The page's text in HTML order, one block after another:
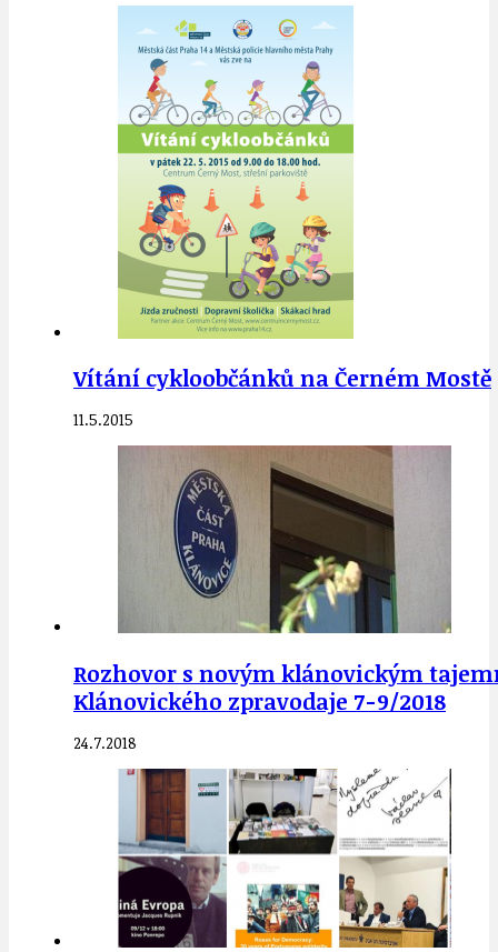
Vítání cykloobčánků na Černém Mostě
11.5.2015
Rozhovor s novým klánovickým
Klánovického zpravodaje 7-9/2018
24.7.2018